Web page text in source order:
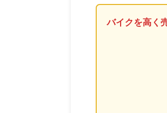
バイクを高く